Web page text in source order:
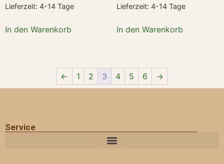
Lieferzeit: 4-14 Tage
In den Warenkorb
Lieferzeit: 4-14 Tage
In den Warenkorb
← 1 2 3 4 5 6 →
Service